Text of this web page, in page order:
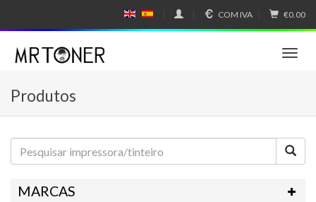
N
SP
COM IVA €0.00
T
n
a
v
g
Produtos
MARCAS